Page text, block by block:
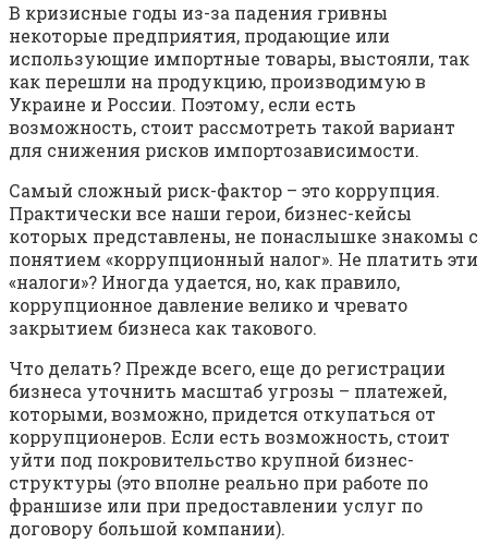
В кризисные годы из-за падения гривны
некоторые предприятия, продающие или
использующие импортные товары, выстояли, так
как перешли на продукцию, производимую в
Украине и России. Поэтому, если есть
возможность, стоит рассмотреть такой вариант
для снижения рисков импортозависимости.
Самый сложный риск-фактор – это коррупция.
Практически все наши герои, бизнес-кейсы
которых представлены, не понаслышке знакомы с
понятием «коррупционный налог». Не платить эти
«налоги»? Иногда удается, но, как правило,
коррупционное давление велико и чревато
закрытием бизнеса как такового.
Что делать? Прежде всего, еще до регистрации
бизнеса уточнить масштаб угрозы – платежей,
которыми, возможно, придется откупаться от
коррупционеров. Если есть возможность, стоит
уйти под покровительство крупной бизнес-
структуры (это вполне реально при работе по
франшизе или при предоставлении услуг по
договору большой компании).